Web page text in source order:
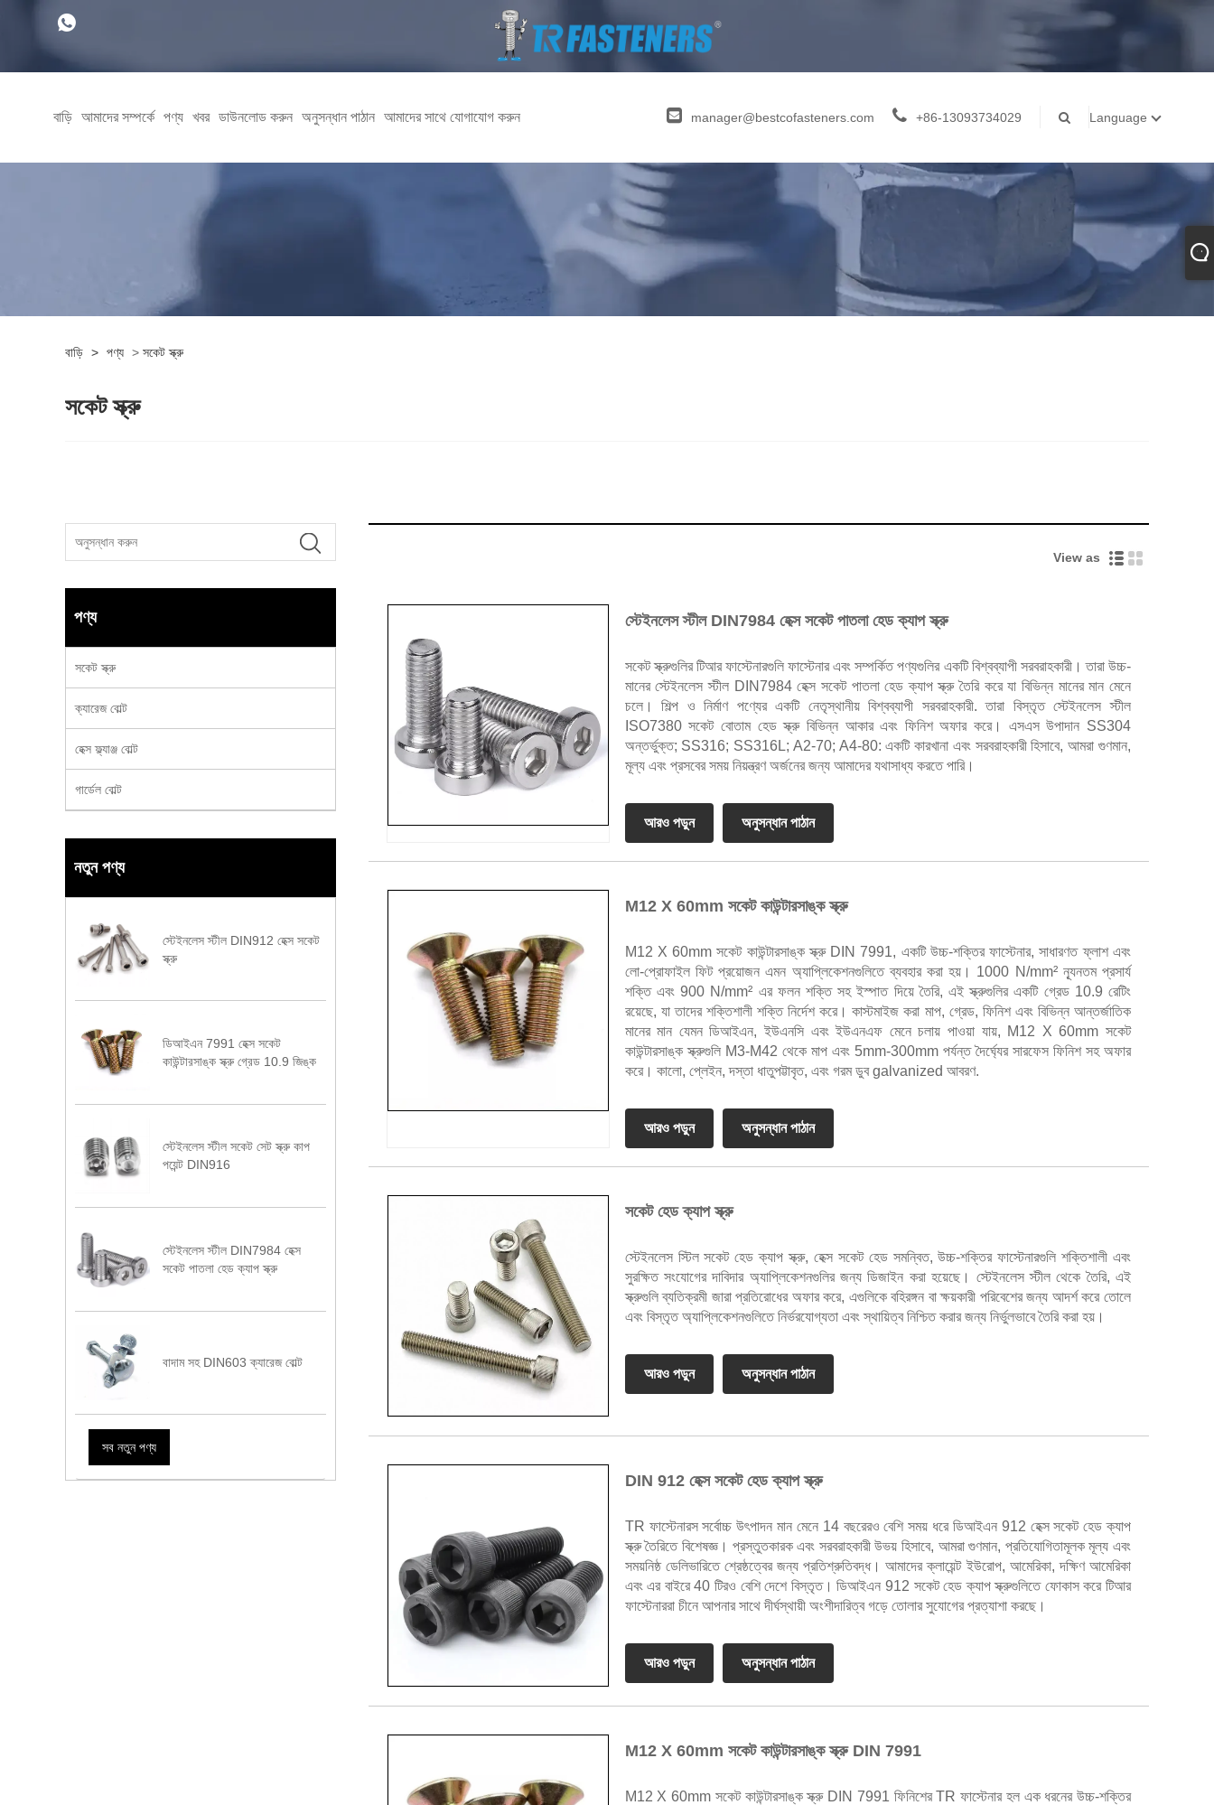
বাড়ি আমাদের সম্পর্কে পণ্য খবর ডাউনলোড করুন অনুসন্ধান পাঠান আমাদের সাথে যোগাযোগ করুন manager@bestcofasteners.com +86-13093734029 Language
বাড়ি > পণ্য > সকেট স্ক্রু
সকেট স্ক্রু
পণ্য
সকেট স্ক্রু
ক্যারেজ বোল্ট
হেক্স ফ্ল্যাঞ্জ বোল্ট
গার্ডেল বোল্ট
নতুন পণ্য
স্টেইনলেস স্টীল DIN912 হেক্স সকেট
স্ক্রু
ডিআইএন 7991 হেক্স সকেট
কাউন্টারসাঙ্ক স্ক্রু গ্রেড 10.9 জিঙ্ক
স্টেইনলেস স্টীল সকেট সেট স্ক্রু কাপ
পয়েন্ট DIN916
স্টেইনলেস স্টীল DIN7984 হেক্স
সকেট পাতলা হেড ক্যাপ স্ক্রু
বাদাম সহ DIN603 ক্যারেজ বোল্ট
সব নতুন পণ্য
View as
স্টেইনলেস স্টীল DIN7984 হেক্স সকেট পাতলা হেড ক্যাপ স্ক্রু
সকেট স্ক্রুগুলির টিআর ফাস্টেনারগুলি ফাস্টেনার এবং সম্পর্কিত পণ্যগুলির একটি বিশ্বব্যাপী সরবরাহকারী। তারা উচ্চ-
মানের স্টেইনলেস স্টীল DIN7984 হেক্স সকেট পাতলা হেড ক্যাপ স্ক্রু তৈরি করে যা বিভিন্ন মানের মান মেনে
চলে। শিল্প ও নির্মাণ পণ্যের একটি নেতৃস্থানীয় বিশ্বব্যাপী সরবরাহকারী. তারা বিস্তৃত স্টেইনলেস স্টীল
ISO7380 সকেট বোতাম হেড স্ক্রু বিভিন্ন আকার এবং ফিনিশ অফার করে। এসএস উপাদান SS304
অন্তর্ভুক্ত; SS316; SS316L; A2-70; A4-80: একটি কারখানা এবং সরবরাহকারী হিসাবে, আমরা গুণমান,
মূল্য এবং প্রসবের সময় নিয়ন্ত্রণ অর্জনের জন্য আমাদের যথাসাধ্য করতে পারি।
আরও পড়ুন অনুসন্ধান পাঠান
M12 X 60mm সকেট কাউন্টারসাঙ্ক স্ক্রু
M12 X 60mm সকেট কাউন্টারসাঙ্ক স্ক্রু DIN 7991, একটি উচ্চ-শক্তির ফাস্টেনার, সাধারণত ফ্লাশ এবং
লো-প্রোফাইল ফিট প্রয়োজন এমন অ্যাপ্লিকেশনগুলিতে ব্যবহার করা হয়। 1000 N/mm² ন্যূনতম প্রসার্য
শক্তি এবং 900 N/mm² এর ফলন শক্তি সহ ইস্পাত দিয়ে তৈরি, এই স্ক্রুগুলির একটি গ্রেড 10.9 রেটিং
রয়েছে, যা তাদের শক্তিশালী শক্তি নির্দেশ করে। কাস্টমাইজ করা মাপ, গ্রেড, ফিনিশ এবং বিভিন্ন আন্তর্জাতিক
মানের মান যেমন ডিআইএন, ইউএনসি এবং ইউএনএফ মেনে চলায় পাওয়া যায়, M12 X 60mm সকেট
কাউন্টারসাঙ্ক স্ক্রুগুলি M3-M42 থেকে মাপ এবং 5mm-300mm পর্যন্ত দৈর্ঘ্যের সারফেস ফিনিশ সহ অফার
করে। কালো, প্লেইন, দস্তা ধাতুপট্টাবৃত, এবং গরম ডুব galvanized আবরণ.
আরও পড়ুন অনুসন্ধান পাঠান
সকেট হেড ক্যাপ স্ক্রু
স্টেইনলেস স্টিল সকেট হেড ক্যাপ স্ক্রু, হেক্স সকেট হেড সমন্বিত, উচ্চ-শক্তির ফাস্টেনারগুলি শক্তিশালী এবং
সুরক্ষিত সংযোগের দাবিদার অ্যাপ্লিকেশনগুলির জন্য ডিজাইন করা হয়েছে। স্টেইনলেস স্টীল থেকে তৈরি, এই
স্ক্রুগুলি ব্যতিক্রমী জারা প্রতিরোধের অফার করে, এগুলিকে বহিরঙ্গন বা ক্ষয়কারী পরিবেশের জন্য আদর্শ করে তোলে
এবং বিস্তৃত অ্যাপ্লিকেশনগুলিতে নির্ভরযোগ্যতা এবং স্থায়িত্ব নিশ্চিত করার জন্য নির্ভুলভাবে তৈরি করা হয়।
আরও পড়ুন অনুসন্ধান পাঠান
DIN 912 হেক্স সকেট হেড ক্যাপ স্ক্রু
TR ফাস্টেনারস সর্বোচ্চ উৎপাদন মান মেনে 14 বছরেরও বেশি সময় ধরে ডিআইএন 912 হেক্স সকেট হেড ক্যাপ
স্ক্রু তৈরিতে বিশেষজ্ঞ। প্রস্তুতকারক এবং সরবরাহকারী উভয় হিসাবে, আমরা গুণমান, প্রতিযোগিতামূলক মূল্য এবং
সময়নিষ্ঠ ডেলিভারিতে শ্রেষ্ঠত্বের জন্য প্রতিশ্রুতিবদ্ধ। আমাদের ক্লায়েন্ট ইউরোপ, আমেরিকা, দক্ষিণ আমেরিকা
এবং এর বাইরে 40 টিরও বেশি দেশে বিস্তৃত। ডিআইএন 912 সকেট হেড ক্যাপ স্ক্রুগুলিতে ফোকাস করে টিআর
ফাস্টেনাররা চীনে আপনার সাথে দীর্ঘস্থায়ী অংশীদারিত্ব গড়ে তোলার সুযোগের প্রত্যাশা করছে।
আরও পড়ুন অনুসন্ধান পাঠান
M12 X 60mm সকেট কাউন্টারসাঙ্ক স্ক্রু DIN 7991
M12 X 60mm সকেট কাউন্টারসাঙ্ক স্ক্রু DIN 7991 ফিনিশের TR ফাস্টেনার হল এক ধরনের উচ্চ-শক্তির